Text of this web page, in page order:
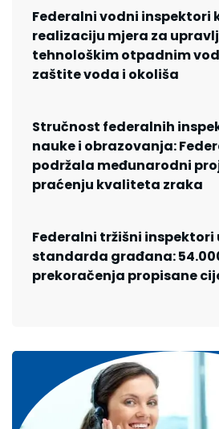
Federalni vodni inspektori
realizaciju mjera za
tehnološkim otpadnim
zaštite voda i okoliša
Stručnost federalnih
nauke i obrazovanja:
podržala međunarodni
praćenju kvaliteta zraka
Federalni tržišni inspektori
standarda građana:
prekoračenja propisane